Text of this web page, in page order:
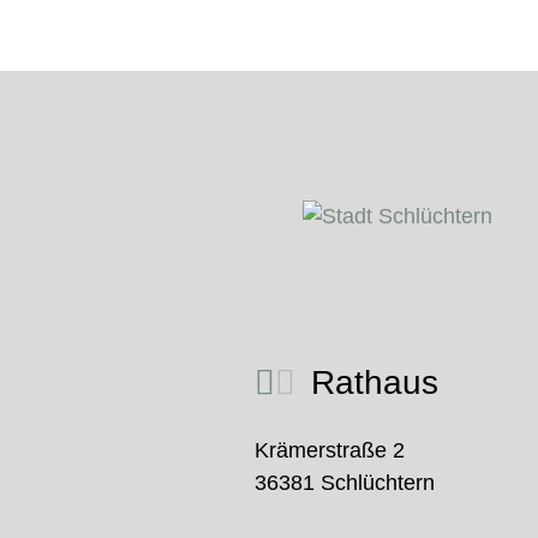
Rathaus
Krämerstraße 2
36381 Schlüchtern